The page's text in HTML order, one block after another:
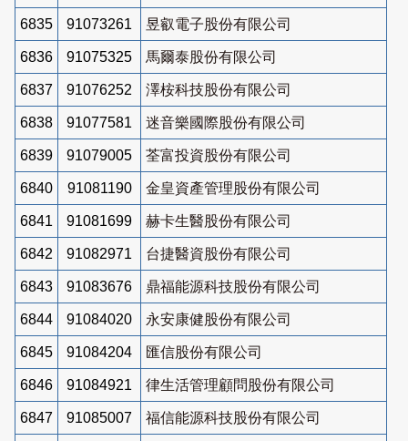
6835 91073261 昱叡電子股份有限公司
6836 91075325 馬爾泰股份有限公司
6837 91076252 澤桉科技股份有限公司
6838 91077581 迷音樂國際股份有限公司
6839 91079005 荃富投資股份有限公司
6840 91081190 金皇資產管理股份有限公司
6841 91081699 赫卡生醫股份有限公司
6842 91082971 台捷醫資股份有限公司
6843 91083676 鼎福能源科技股份有限公司
6844 91084020 永安康健股份有限公司
6845 91084204 匯信股份有限公司
6846 91084921 律生活管理顧問股份有限公司
6847 91085007 福信能源科技股份有限公司